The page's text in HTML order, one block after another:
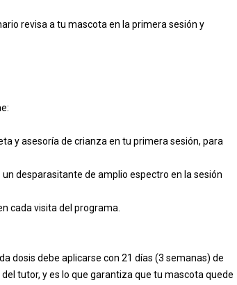
revisa a tu mascota en la primera sesión y
y asesoría de crianza en tu primera sesión, para
desparasitante de amplio espectro en la sesión
cada visita del programa.
dosis debe aplicarse con 21 días (3 semanas) de
tutor, y es lo que garantiza que tu mascota quede
Fecha de nacimiento